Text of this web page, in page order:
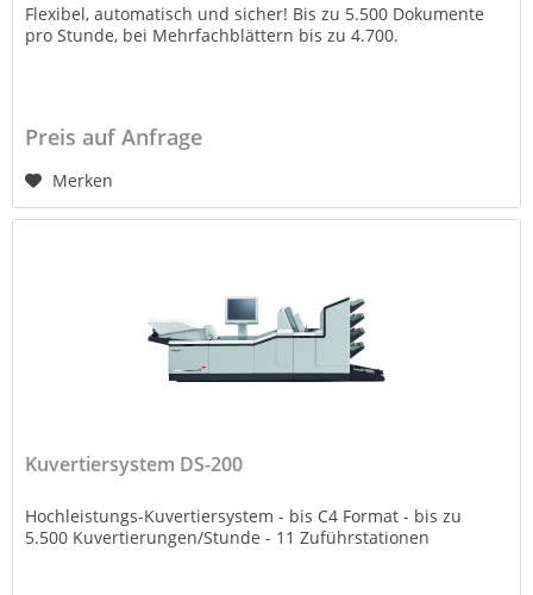
Flexibel, automatisch und sicher! Bis zu 5.500 Dokumente
pro Stunde, bei Mehrfachblättern bis zu 4.700.
Preis auf Anfrage
Merken
Kuvertiersystem DS-200
Hochleistungs-Kuvertiersystem - bis C4 Format - bis zu
5.500 Kuvertierungen/Stunde - 11 Zuführstationen